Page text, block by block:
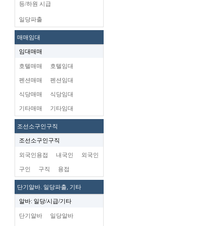
등/하원 시급
일당파출
매매임대
임대매매
호텔매매 호텔임대
펜션매매 펜션임대
식당매매 식당임대
기타매매 기타임대
조선소구인구직
조선소구인구직
외국인용접 내국인 외국인
구인 구직 용접
단기알바. 일당파출, 기타
알바: 일당/시급/기타
단기알바 일당알바